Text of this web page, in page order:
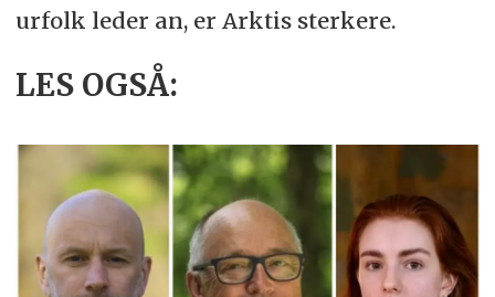
urfolk leder an, er Arktis sterkere.
LES OGSÅ: